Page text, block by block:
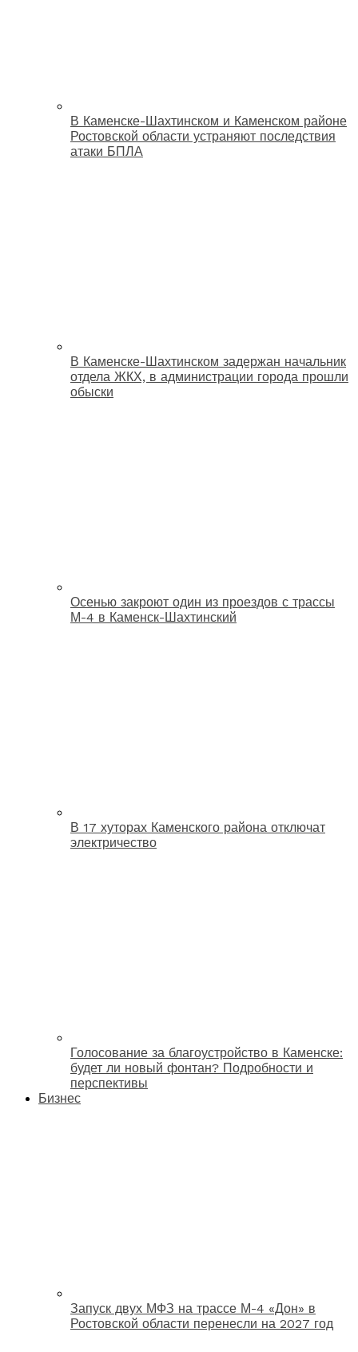
В Каменске-Шахтинском и Каменском районе
Ростовской области устраняют последствия
атаки БПЛА
В Каменске-Шахтинском задержан начальник
отдела ЖКХ, в администрации города прошли
обыски
Осенью закроют один из проездов с трассы
М-4 в Каменск-Шахтинский
В 17 хуторах Каменского района отключат
электричество
Голосование за благоустройство в Каменске:
будет ли новый фонтан? Подробности и
перспективы
Бизнес
Запуск двух МФЗ на трассе М-4 «Дон» в
Ростовской области перенесли на 2027 год